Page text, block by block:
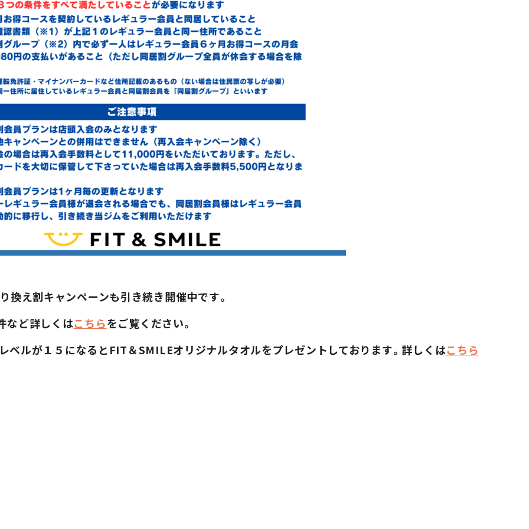
換え割キャンペーンも引き続き開催中です。
など詳しくはこちらをご覧ください。
ベルが１５になるとFIT＆SMILEオリジナルタオルをプレゼントしております。詳しくはこちら
内に居るすべての人数になりますのでキャストも含まれます